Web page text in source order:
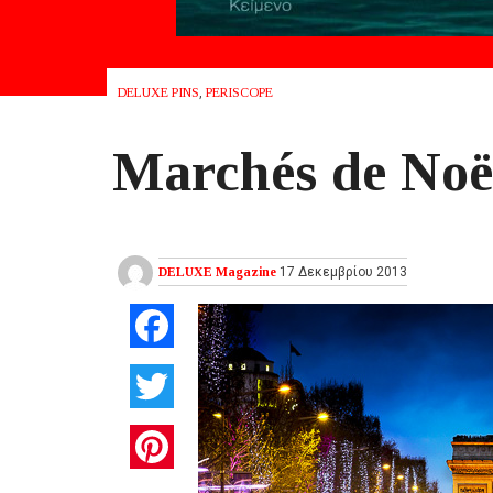
DELUXE PINS, PERISCOPE
Marchés de
DELUXE Magazine 17 Δεκεμβρίου 2013
Facebook
Twitter
Pinterest